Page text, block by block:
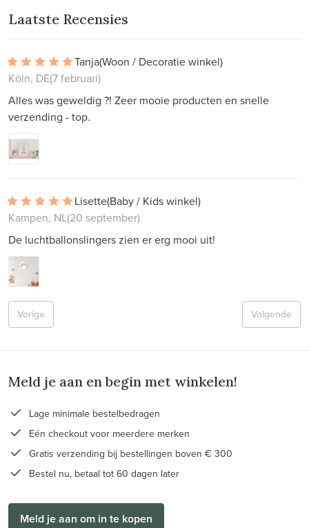
Laatste Recensies
Tanja(Woon / Decoratie winkel)
Köln, DE(7 februari)
Alles was geweldig ?! Zeer mooie producten en snelle
verzending - top.
Lisette(Baby / Kids winkel)
Kampen, NL(20 september)
De luchtballonslingers zien er erg mooi uit!
Volgende
Vorige
Meld je aan en begin met winkelen!
Lage minimale bestelbedragen
Eén checkout voor meerdere merken
Gratis verzending bij bestellingen boven € 300
Bestel nu, betaal tot 60 dagen later
Meld je aan om in te kopen